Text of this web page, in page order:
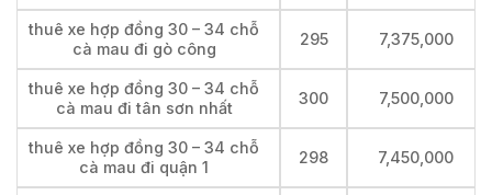
thuê xe hợp đồng 30 – 34 chỗ
cà mau đi gò công
295 7,375,000
thuê xe hợp đồng 30 – 34 chỗ
cà mau đi tân sơn nhất
300 7,500,000
thuê xe hợp đồng 30 – 34 chỗ
cà mau đi quận 1
298 7,450,000